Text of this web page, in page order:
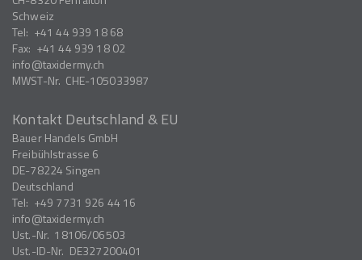
Schweiz
Tel: +41 44 939 18 68
Fax: +41 44 939 18 02
info
taxidermy.ch
MWST-Nr. CHE-105033987
Kontakt Deutschland & EU
Bauer Handels GmbH
Freibühlstrasse 6
DE-78224 Singen
Deutschland
Tel: +49 7731 926 44 16
info
taxidermy.ch
Ust.-Nr. 18106/06503
Ust.-ID-Nr. DE327200401